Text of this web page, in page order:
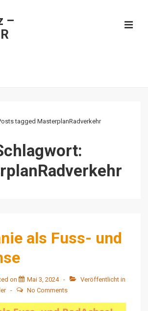
–
tagged MasterplanRadverkehr
als Fuss- und
on Mai 3, 2024
Veröffentlicht in
No Comments